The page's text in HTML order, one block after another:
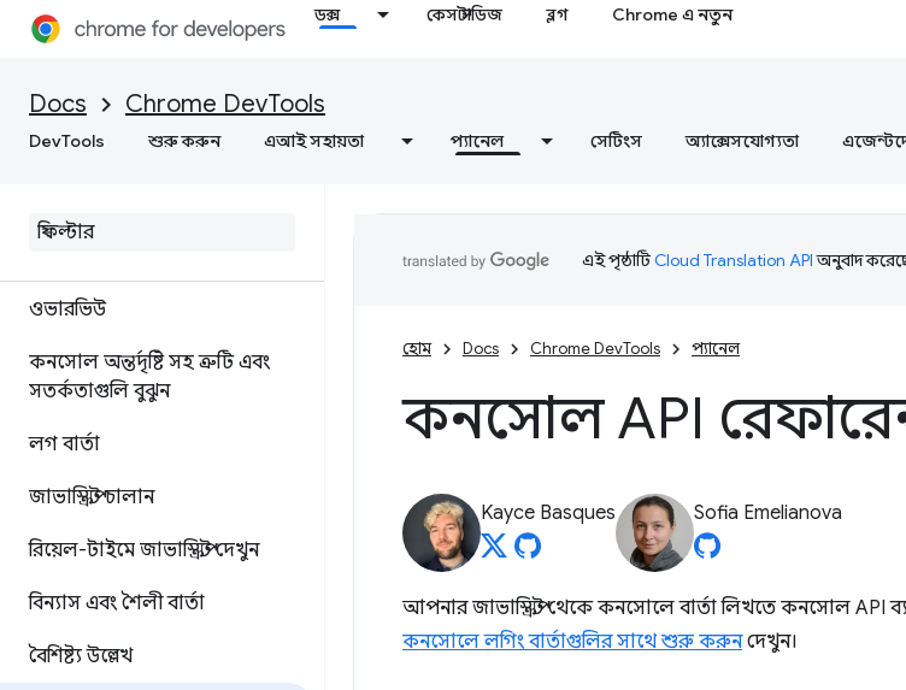
ডক্স কেস স্টাডিজ ব্লগ Chrome এ নতুন
Docs Chrome DevTools
DevTools শুরু করুন এআই সহায়তা প্যানেল সেটিংস অ্যাক্সেসযোগ্যতা
উপাদান
DOM
ওভারভিউ
কনসোল অন্তর্দৃষ্টি সহ ত্রুটি এবং
সতর্কতাগুলি বুঝুন
লগ বার্তা
জাভাস্ক্রিপ্ট চালান
রিয়েল-টাইমে জাভাস্ক্রিপ্ট দেখুন
বিন্যাস এবং শৈলী বার্তা
বৈশিষ্ট্য উল্লেখ
এই পৃষ্ঠাটিCloud Translation APIঅনুবাদ
হোম Docs Chrome DevTools প্যানেল
কনসোল API
Kayce Basques Sofia Emelianova
আপনার জাভাস্ক্রিপ্ট থেকে কনসোলে বার্তা লিখতে কনসোল API
কনসোলে লগিং বার্তাগুলির সাথে শুরু করুনদেখুন।